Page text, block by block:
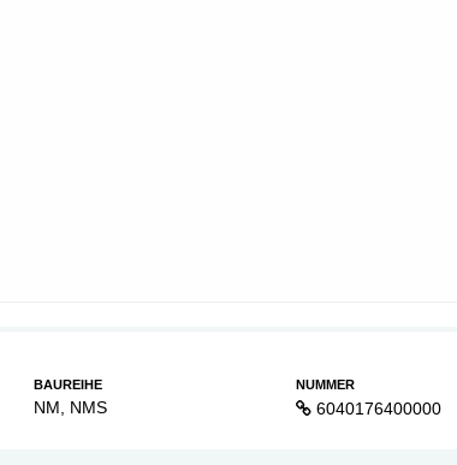
BAUREIHE
NM, NMS
NUMMER
6040176400000